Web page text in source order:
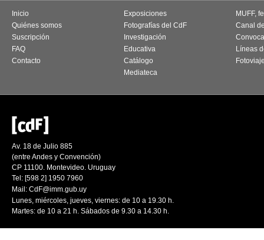
Inicio
Quiénes somos
Suscripción
FAQ
Contacto
Exposiciones
Fotografías del CdF
Investigación
Educativa
Catálogo
Mediateca
MUFF,
Canal
Líneas
Av. 18 de Julio 885
(entre Andes y Convención)
CP 11100. Montevideo. Uruguay
Tel: [598 2] 1950 7960
Mail: CdF@imm.gub.uy
Lunes, miércoles, jueves, viernes: de 10 a 19.30 h.
Martes: de 10 a 21 h. Sábados de 9.30 a 14.30 h.